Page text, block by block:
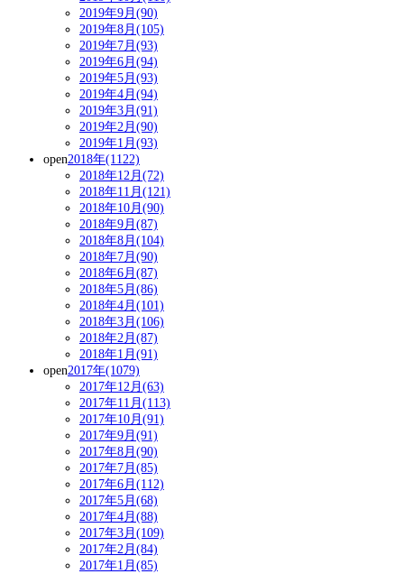
2019年9月(90)
2019年8月(105)
2019年7月(93)
2019年6月(94)
2019年5月(93)
2019年4月(94)
2019年3月(91)
2019年2月(90)
2019年1月(93)
open2018年(1122)
2018年12月(72)
2018年11月(121)
2018年10月(90)
2018年9月(87)
2018年8月(104)
2018年7月(90)
2018年6月(87)
2018年5月(86)
2018年4月(101)
2018年3月(106)
2018年2月(87)
2018年1月(91)
open2017年(1079)
2017年12月(63)
2017年11月(113)
2017年10月(91)
2017年9月(91)
2017年8月(90)
2017年7月(85)
2017年6月(112)
2017年5月(68)
2017年4月(88)
2017年3月(109)
2017年2月(84)
2017年1月(85)